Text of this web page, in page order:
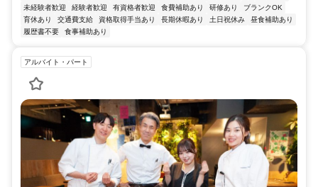
未経験者歓迎
経験者歓迎 有資格者歓迎 食費補助あり 研修あり
ブランクOK
育休あり
交通費支給 資格取得手当あり 長期休暇あり 土日祝休み
昼食補助あり
履歴書不要
食事補助あり
アルバイト・パート